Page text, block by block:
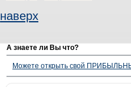
наверх
А знаете ли Вы что?
Можете открыть свой